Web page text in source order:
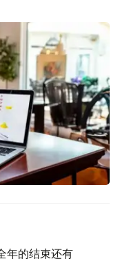
年的结束还有